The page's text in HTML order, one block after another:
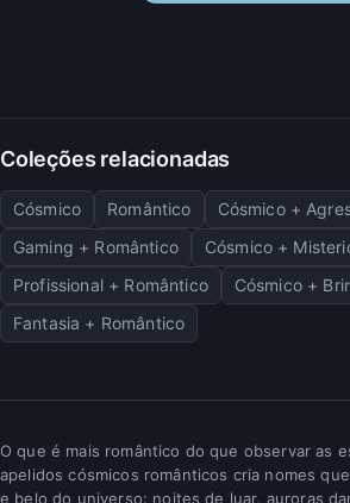
Coleções relacionadas
Cósmico Romântico
Cósmico +
Gaming + Romântico
Cósmico +
Profissional + Romântico
Cósmico +
Fantasia + Romântico
O que é mais romântico do que observar as
apelidos cósmicos românticos cria nomes
e belo do universo: noites de luar, auroras